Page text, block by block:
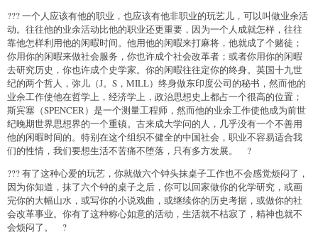
??? 一个人应该有他的职业，也应该有他非职业的玩艺儿，可以叫做业余活
动。往往他的业余活动比他的职业还更重要，因为一个人成就怎样，往往
靠他怎样利用他的闲暇时间。他用他的闲暇来打麻将，他就成了个赌徒；
你用你的闲暇来做社会服务，你也许成个社会改革者；或者你用你的闲暇
去研究历史，你也许成个史学家。你的闲暇往往定你的终身。英国十九世
纪的两个哲人，弥儿（J。S，MILL）终身做东印度公司的秘书，然而他的
业余工作使他在哲学上，经济学上，政治思想史上都占一个很高的位置；
斯宾塞（SPENCER）是一个测量工程师，然而他的业余工作使他成为前世
纪晚期世界思想界的一个重镇。古来成大学问的人，几乎没有一个不善用
他的闲暇时间的。特别在这个组织不健全的中国社会，职业不容易适合我
们的性情，我们要想生活不苦痛不堕落，只有多方发展。 ?
??? 有了这种心爱的玩艺，你就做六个钟头抹桌子工作也不会感觉烦闷了，
因为你知道，抹了六个钟的桌子之后，你可以回家做你的化学研究，或画
完你的大幅山水，或写你的小说戏曲，或继续你的历史考据，或做你的社
会改革事业。你有了这种称心如意的活动，生活就不枯寂了，精神也就不
会烦闷了。 ?